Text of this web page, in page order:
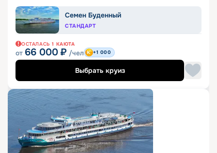
Семен Буденный
СТАНДАРТ
ОСТАЛАСЬ 1 КАЮТА
от 66 000 ₽ /чел +1 000
Выбрать круиз